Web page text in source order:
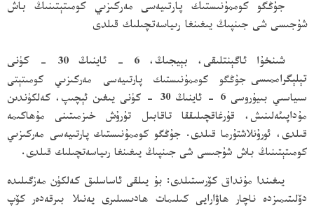
جۇڭگو كوممۇنىستىك پارتىيەسى مەركىزىي كومىتېتىنىڭ باش
شۇجىسى شى جىنپىڭ يىغىنغا رىياسەتچىلىك قىلدى
شىنخۇا ئاگېنتلىقى، بېيجىڭ، 6 - ئاينىڭ 30 - كۈنى
تېلېگراممىسى جۇڭگو كوممۇنىستىك پارتىيەسى مەركىزىي كومىتېتى
سىياسىي بىيۇروسى 6 - ئاينىڭ 30 - كۈنى يىغىن ئېچىپ، كەلكۈندىن
مۇداپىئەلىنىش، قۇرغاقچىلىققا تاقابىل تۇرۇش خىزمىتىنى مۇھاكىمە
قىلدى، ئورۇنلاشتۇرما قىلدى. جۇڭگو كوممۇنىستىك پارتىيەسى مەركىزىي
كومىتېتىنىڭ باش شۇجىسى شى جىنپىڭ يىغىنغا رىياسەتچىلىك قىلدى.
يىغىندا مۇنداق كۆرسىتىلدى: بۇ يىلقى ئاساسلىق كەلكۈن مەزگىلىدە
دۆلىتىمىزدە ناچار ھاۋارايى كىلىمات ھادىسىلىرى يەنىلا بىرقەدەر كۆپ